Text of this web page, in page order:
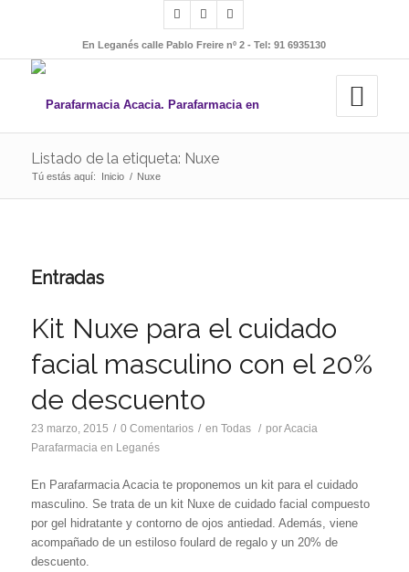
En Leganés calle Pablo Freire nº 2 - Tel: 91 6935130
Listado de la etiqueta: Nuxe
Tú estás aquí: Inicio / Nuxe
Entradas
Kit Nuxe para el cuidado
facial masculino con el 20%
de descuento
23 marzo, 2015 / 0 Comentarios / en Todas / porAcacia
Parafarmacia en Leganés
En Parafarmacia Acacia te proponemos un kit para el cuidado
masculino. Se trata de un kit Nuxe de cuidado facial compuesto
por gel hidratante y contorno de ojos antiedad. Además, viene
acompañado de un estiloso foulard de regalo y un 20% de
descuento.